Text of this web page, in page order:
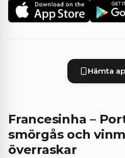
Hämta
Francesinha –
smörgås och
överraskar